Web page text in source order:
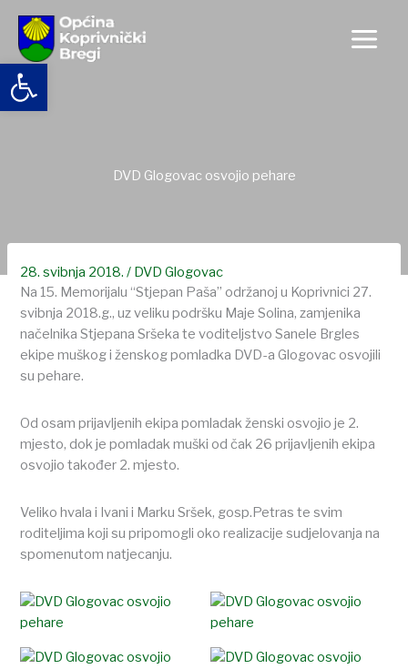
Open toolbar
content
DVD Glogovac osvojio pehare
28. svibnja 2018./ DVD Glogovac
Na 15. Memorijalu “Stjepan Paša” održanoj u Koprivnici 27.
svibnja 2018.g., uz veliku podršku Maje Solina, zamjenika
načelnika Stjepana Sršeka te voditeljstvo Sanele Brgles
ekipe muškog i ženskog pomladka DVD-a Glogovac osvojili
su pehare.
Od osam prijavljenih ekipa pomladak ženski osvojio je 2.
mjesto, dok je pomladak muški od čak 26 prijavljenih ekipa
osvojio također 2. mjesto.
Veliko hvala i Ivani i Marku Sršek, gosp.Petras te svim
roditeljima koji su pripomogli oko realizacije sudjelovanja na
spomenutom natjecanju.